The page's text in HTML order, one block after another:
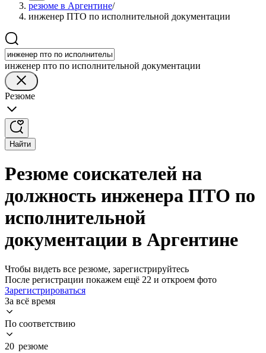
резюме в Аргентине/
инженер ПТО по исполнительной документации
инженер пто по исполнительной документации
Резюме
Найти
Резюме соискателей на
должность инженера ПТО по
исполнительной
документации в Аргентине
Чтобы видеть все резюме, зарегистрируйтесь
После регистрации покажем ещё 22 и откроем фото
Зарегистрироваться
За всё время
По соответствию
20 резюме